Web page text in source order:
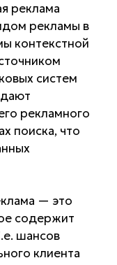
реклама
рекламы в
контекстной
систем
рекламного
поиска, что
— это
содержит
шансов
клиента